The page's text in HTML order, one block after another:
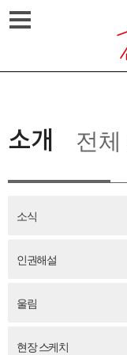
Skip
to
소개 전
소식
인권해설
울림
현장 스케치